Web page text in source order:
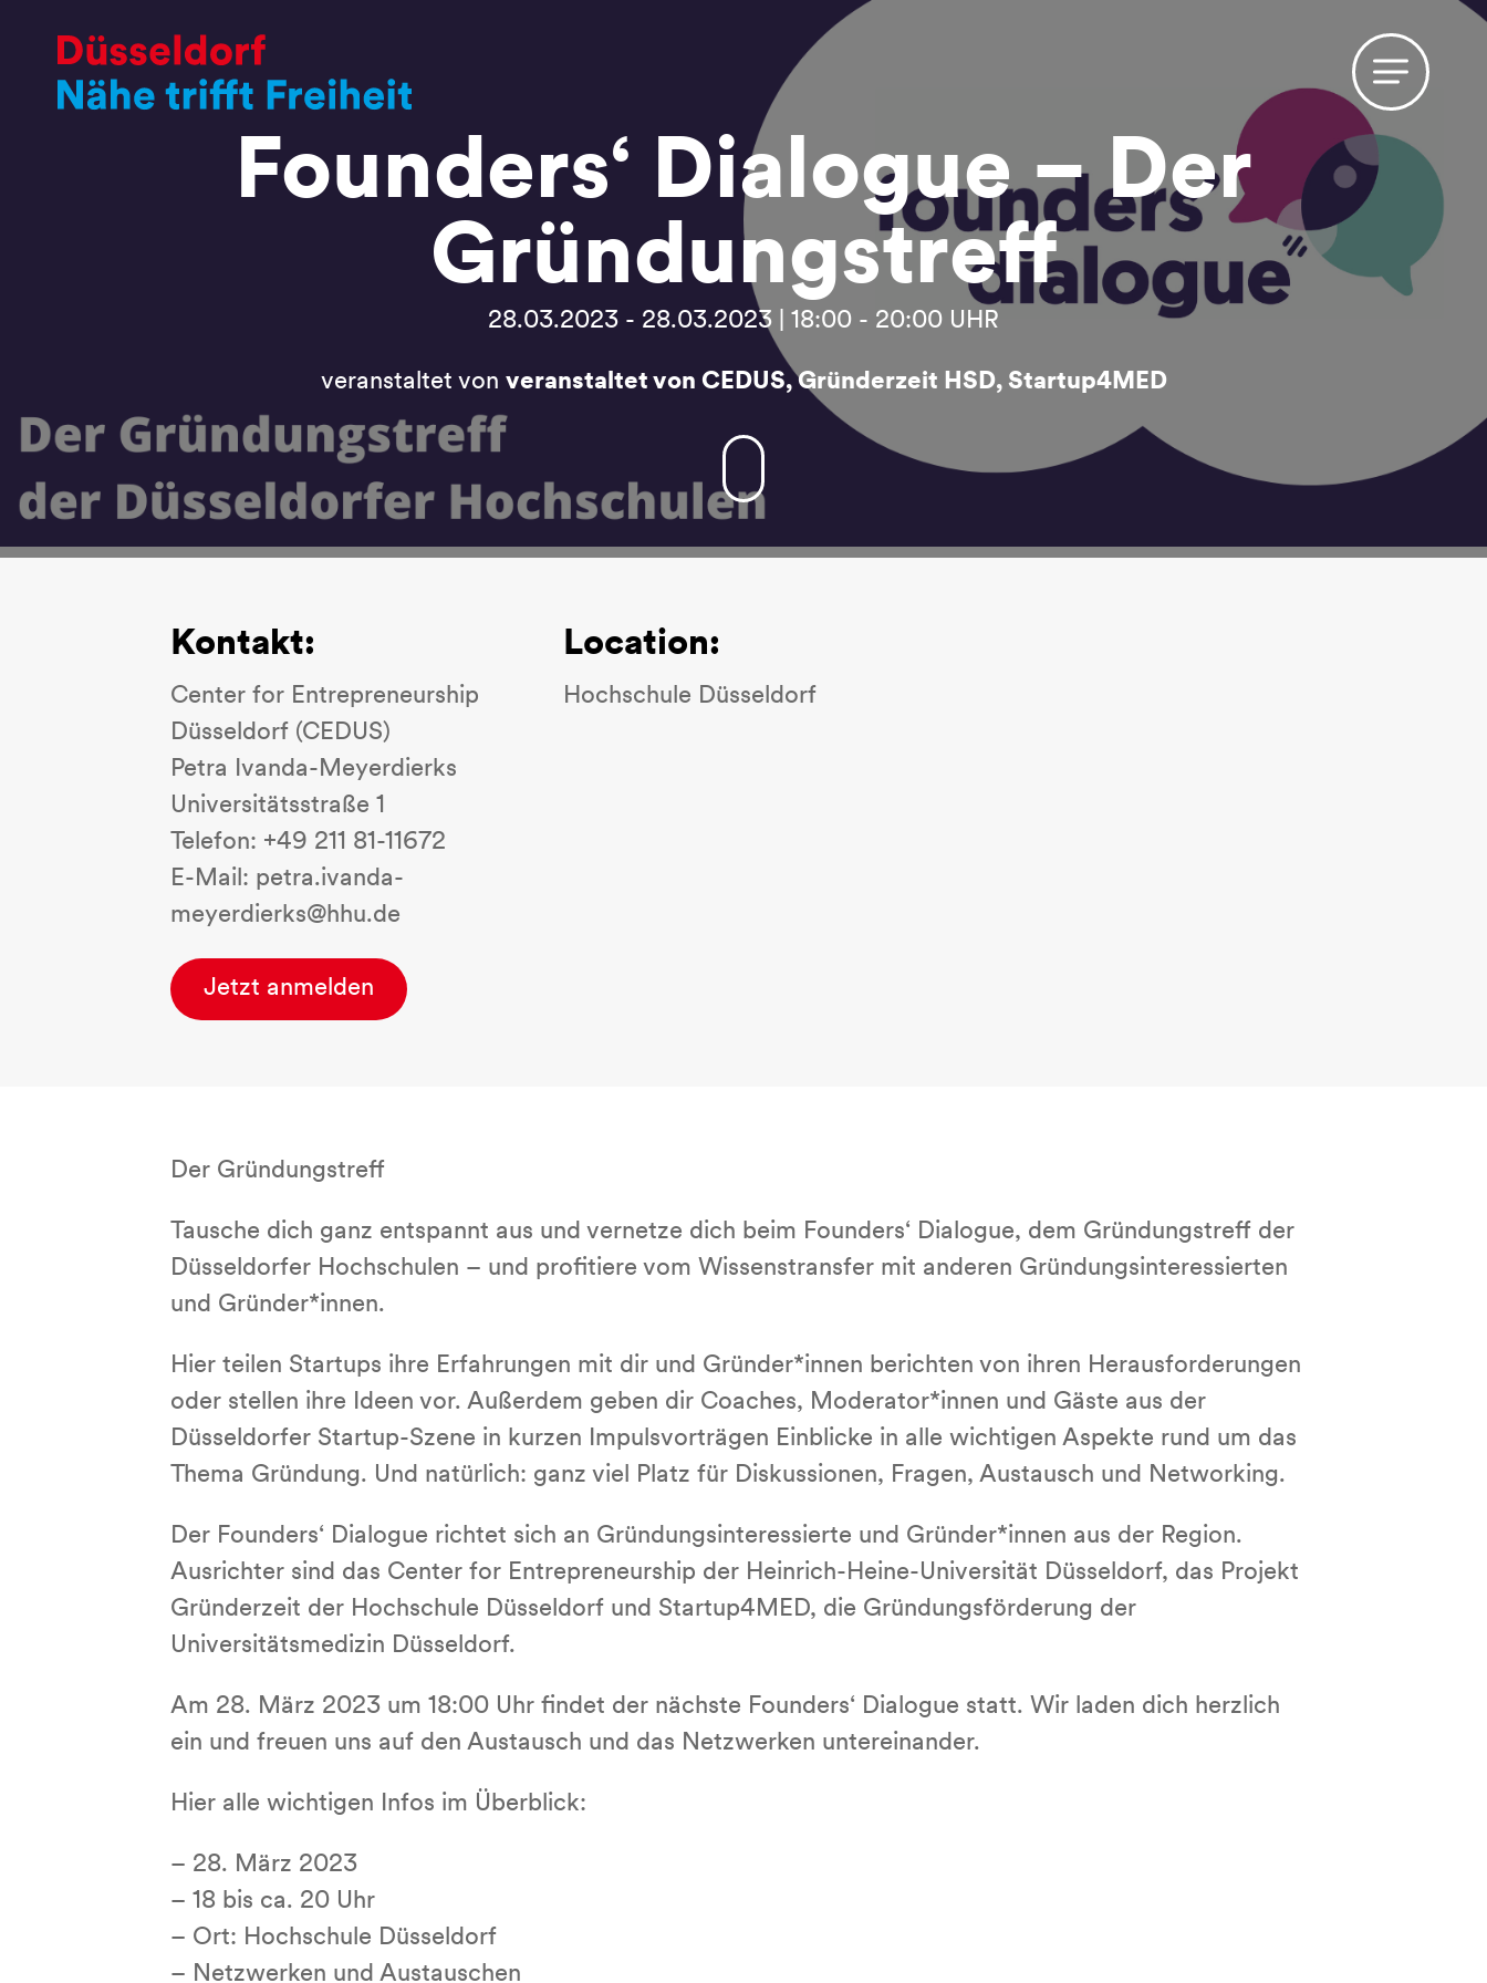
Founders‘ Dialogue – Der
Gründungstreff
28.03.2023 - 28.03.2023 | 18:00 - 20:00 UHR
veranstaltet von veranstaltet von CEDUS, Gründerzeit HSD, Startup4MED
Kontakt:
Center for Entrepreneurship
Düsseldorf (CEDUS)
Petra Ivanda-Meyerdierks
Universitätsstraße 1
Telefon: +49 211 81-11672
E-Mail: petra.ivanda-
meyerdierks@hhu.de
Location:
Hochschule Düsseldorf
Jetzt anmelden
Der Gründungstreff
Tausche dich ganz entspannt aus und vernetze dich beim Founders‘ Dialogue, dem Gründungstreff der
Düsseldorfer Hochschulen – und profitiere vom Wissenstransfer mit anderen Gründungsinteressierten
und Gründer*innen.
Hier teilen Startups ihre Erfahrungen mit dir und Gründer*innen berichten von ihren Herausforderungen
oder stellen ihre Ideen vor. Außerdem geben dir Coaches, Moderator*innen und Gäste aus der
Düsseldorfer Startup-Szene in kurzen Impulsvorträgen Einblicke in alle wichtigen Aspekte rund um das
Thema Gründung. Und natürlich: ganz viel Platz für Diskussionen, Fragen, Austausch und Networking.
Der Founders‘ Dialogue richtet sich an Gründungsinteressierte und Gründer*innen aus der Region.
Ausrichter sind das Center for Entrepreneurship der Heinrich-Heine-Universität Düsseldorf, das Projekt
Gründerzeit der Hochschule Düsseldorf und Startup4MED, die Gründungsförderung der
Universitätsmedizin Düsseldorf.
Am 28. März 2023 um 18:00 Uhr findet der nächste Founders‘ Dialogue statt. Wir laden dich herzlich
ein und freuen uns auf den Austausch und das Netzwerken untereinander.
Hier alle wichtigen Infos im Überblick:
– 28. März 2023
– 18 bis ca. 20 Uhr
– Ort: Hochschule Düsseldorf
– Netzwerken und Austauschen